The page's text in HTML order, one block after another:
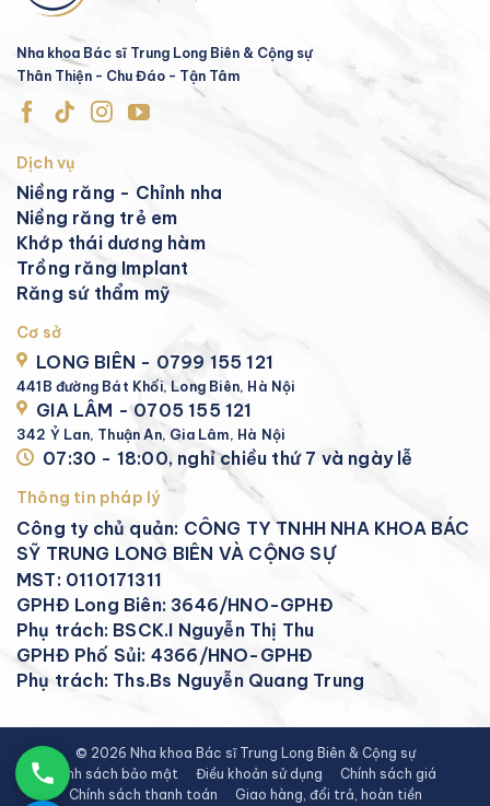
Nha khoa Bác sĩ Trung Long Biên & Cộng sự
Thân Thiện - Chu Đáo - Tận Tâm
Dịch vụ
Niềng răng - Chỉnh nha
Niềng răng trẻ em
Khớp thái dương hàm
Trồng răng Implant
Răng sứ thẩm mỹ
Cơ sở
LONG BIÊN - 0799 155 121
441B đường Bát Khối, Long Biên, Hà Nội
GIA LÂM - 0705 155 121
342 Ỷ Lan, Thuận An, Gia Lâm, Hà Nội
07:30 - 18:00, nghỉ chiều thứ 7 và ngày lễ
Thông tin pháp lý
Công ty chủ quản: CÔNG TY TNHH NHA KHOA BÁC
SỸ TRUNG LONG BIÊN VÀ CỘNG SỰ
MST: 0110171311
GPHĐ Long Biên: 3646/HNO-GPHĐ
Phụ trách: BSCK.I Nguyễn Thị Thu
GPHĐ Phố Sủi: 4366/HNO-GPHĐ
Phụ trách: Ths.Bs Nguyễn Quang Trung
© 2026 Nha khoa Bác sĩ Trung Long Biên & Cộng sự
Chính sách bảo mật
Điều khoản sử dụng
Chính sách giá
Chính sách thanh toán
Giao hàng, đổi trả, hoàn tiền